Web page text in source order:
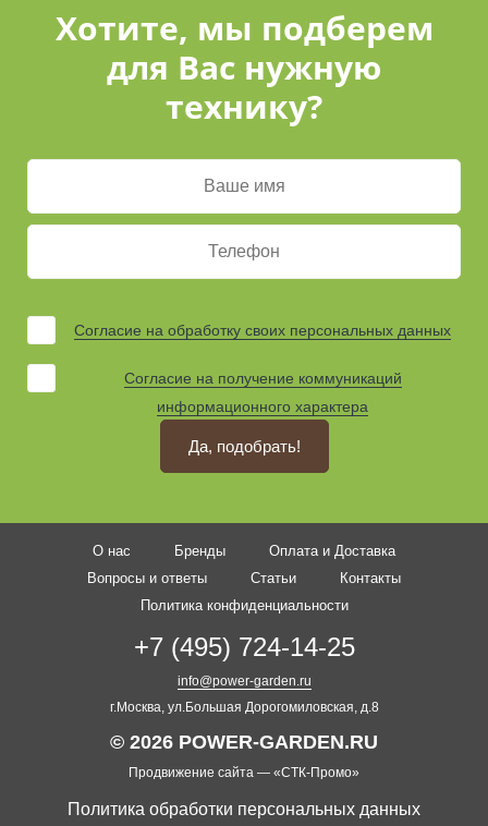
Хотите, мы подберем
для Вас нужную
технику?
Согласие на обработку своих персональных данных
Согласие на получение коммуникаций
информационного характера
Да, подобрать!
О нас Бренды
Оплата и Доставка
Вопросы и ответы
Статьи
Контакты
Политика конфиденциальности
+7 (495) 724-14-25
info@power-garden.ru
г.Москва, ул.Большая Дорогомиловская, д.8
© 2026 POWER-GARDEN.RU
Продвижение сайта — «СТК-Промо»
Политика обработки персональных данных